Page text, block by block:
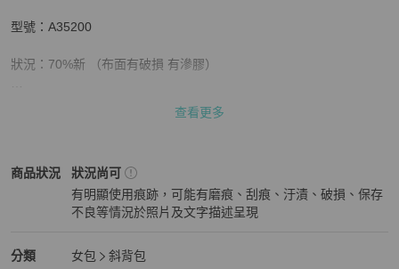
型號：A35200
狀況：70%新 （布面有破損 有滲膠）
#chanel #方胖子 #minicoco #薰衣草紫
查看更多
商品狀況
Chanel女包商品狀態與細節
狀況尚可
有明顯使用痕跡，可能有磨痕、刮痕、汙漬、破損、保存
不良等情況於照片及文字描述呈現
分類
Chanel 女包分類資訊
女包
斜背包